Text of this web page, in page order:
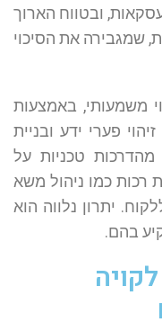
ובטווח הארוך
שמגבירה את הסיכוי
משמעותי, באמצעות
פערי ידע ובניית
טכניות על
רכות כמו ניהול משא
יתרון נלווה הוא
בהם.